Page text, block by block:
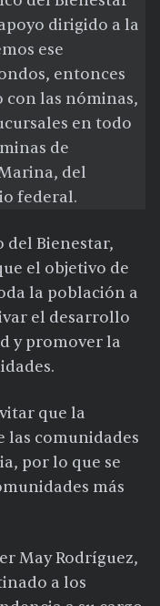
dirigido a la
ese
entonces
con las nóminas,
en todo
de
del
federal.
del Bienestar,
el objetivo de
la población a
el desarrollo
y promover la
que la
las comunidades
por lo que se
más
May Rodríguez,
a los